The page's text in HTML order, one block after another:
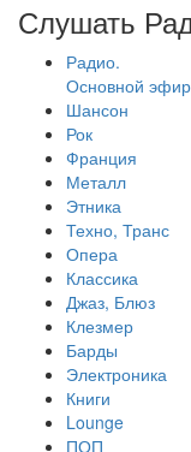
Слушать
Радио.
Основной
Шансон
Рок
Франция
Металл
Этника
Техно, Транс
Опера
Классика
Джаз, Блюз
Клезмер
Барды
Электроника
Книги
Lounge
ПОП